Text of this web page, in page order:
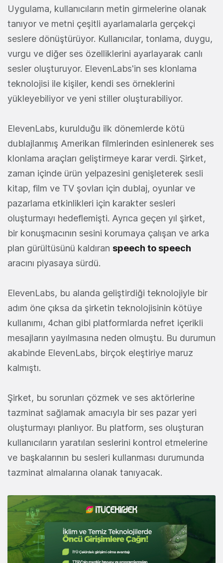
Uygulama, kullanıcıların metin girmelerine olanak
tanıyor ve metni çeşitli ayarlamalarla gerçekçi
seslere dönüştürüyor. Kullanıcılar, tonlama, duygu,
vurgu ve diğer ses özelliklerini ayarlayarak canlı
sesler oluşturuyor. ElevenLabs'in ses klonlama
teknolojisi ile kişiler, kendi ses örneklerini
yükleyebiliyor ve yeni stiller oluşturabiliyor.
ElevenLabs, kurulduğu ilk dönemlerde kötü
dublajlanmış Amerikan filmlerinden esinlenerek ses
klonlama araçları geliştirmeye karar verdi. Şirket,
zaman içinde ürün yelpazesini genişleterek sesli
kitap, film ve TV şovları için dublaj, oyunlar ve
pazarlama etkinlikleri için karakter sesleri
oluşturmayı hedeflemişti. Ayrıca geçen yıl şirket,
bir konuşmacının sesini korumaya çalışan ve arka
plan gürültüsünü kaldıran speech to speech
aracını piyasaya sürdü.
ElevenLabs, bu alanda geliştirdiği teknolojiyle bir
adım öne çıksa da şirketin teknolojisinin kötüye
kullanımı, 4chan gibi platformlarda nefret içerikli
mesajların yayılmasına neden olmuştu. Bu durumun
akabinde ElevenLabs, birçok eleştiriye maruz
kalmıştı.
Şirket, bu sorunları çözmek ve ses aktörlerine
tazminat sağlamak amacıyla bir ses pazar yeri
oluşturmayı planlıyor. Bu platform, ses oluşturan
kullanıcıların yaratılan seslerini kontrol etmelerine
ve başkalarının bu sesleri kullanması durumunda
tazminat almalarına olanak tanıyacak.